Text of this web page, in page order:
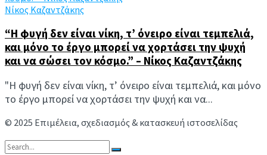
Νίκος Καζαντζάκης
“Η φυγή δεν είναι νίκη, τ’ όνειρο είναι τεμπελιά,
και μόνο το έργο μπορεί να χορτάσει την ψυχή
και να σώσει τον κόσμο.” – Νίκος Καζαντζάκης
"Η φυγή δεν είναι νίκη, τ’ όνειρο είναι τεμπελιά, και μόνο
το έργο μπορεί να χορτάσει την ψυχή και να...
© 2025 Επιμέλεια, σχεδιασμός & κατασκευή ιστοσελίδας